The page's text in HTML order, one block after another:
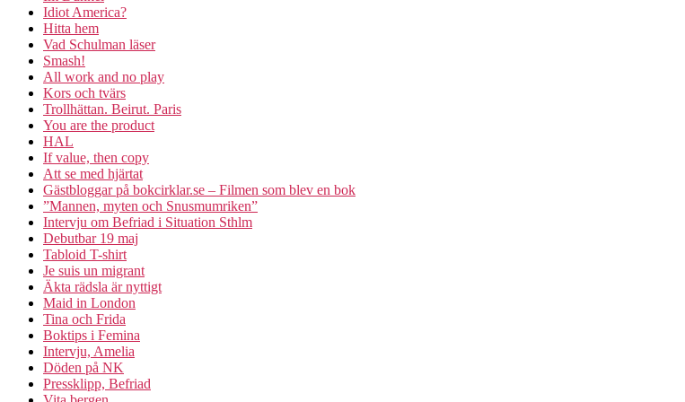
Idiot America?
Hitta hem
Vad Schulman läser
Smash!
All work and no play
Kors och tvärs
Trollhättan. Beirut. Paris
You are the product
HAL
If value, then copy
Att se med hjärtat
Gästbloggar på bokcirklar.se – Filmen som blev en bok
”Mannen, myten och Snusmumriken”
Intervju om Befriad i Situation Sthlm
Debutbar 19 maj
Tabloid T-shirt
Je suis un migrant
Äkta rädsla är nyttigt
Maid in London
Tina och Frida
Boktips i Femina
Intervju, Amelia
Döden på NK
Pressklipp, Befriad